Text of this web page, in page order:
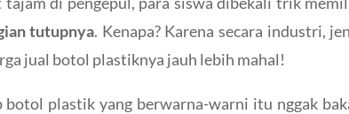
tutupnya. Kenapa? Karena secara industri,
jual botol plastiknya jauh lebih mahal!
plastik yang berwarna-warni itu nggak